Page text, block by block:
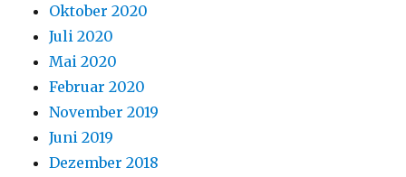
Oktober 2020
Juli 2020
Mai 2020
Februar 2020
November 2019
Juni 2019
Dezember 2018